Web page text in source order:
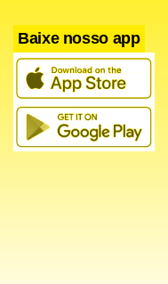
Baixe nosso app